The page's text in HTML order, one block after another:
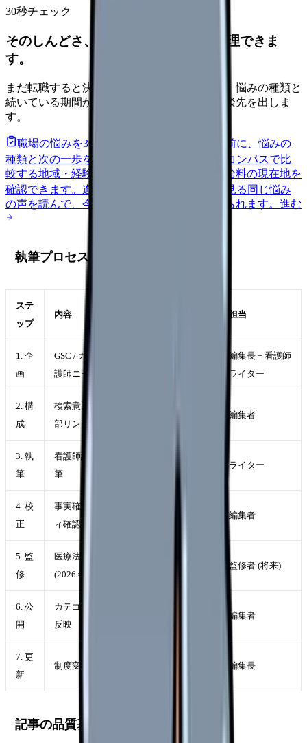
30秒チェック
そのしんどさ、転職すべきサインか整理できま
す。
まだ転職すると決めていなくても大丈夫です。悩みの種類と
続いている期間から、次に見るべき記事と相談先を出しま
す。
職場の悩みを30秒で診断
辞めるべきか迷う前に、悩みの
種類と次の一歩を整理します。
給料コンパスで比
較する地域・経験年数・施設形態から、今の給料の現在地を
確認できます。 進む 匿名掲示板で本音を見る 同じ悩み
の声を読んで、今の職場だけの問題か確かめられます。 進む
執筆プロセス
ステ
ップ
内容 担当
1. 企
画
GSC / カンゴさん相談 / 本音箱から看
護師ニーズ抽出
編集長 + 看護師
ライター
2. 構
成
検索意図 + 既存記事との重複排除 + 内
部リンク設計
編集者
3. 執
筆
看護師経験者 + 医療ライターで分担執
筆
ライター
4. 校
正
事実確認 + SEO 最適化 + リーダビリテ
ィ確認
編集者
5. 監
修
医療法律 / 専門用語の正確性チェック
(2026 年内体制構築)
監修者 (将来)
6. 公
開
カテゴリ + タグ + 内部リンク + sitemap
反映
編集者
7. 更
新
制度変更 / 統計更新時に記事リライト 編集長
記事の品質基準